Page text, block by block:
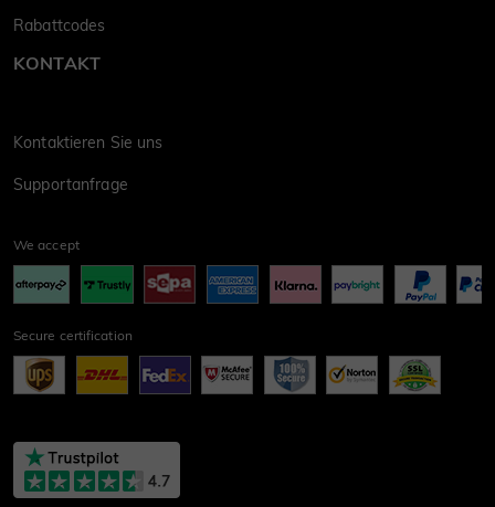
Rabattcodes
KONTAKT
Kontaktieren Sie uns
Supportanfrage
We accept
Secure certification